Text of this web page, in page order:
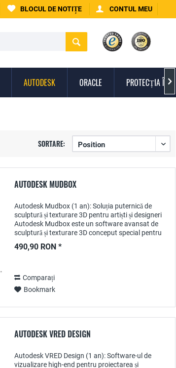
BLOCUL DE NOTIȚE CONTUL MEU
AUTODESK ORACLE PROTECȚIA 
SORTARE:
AUTODESK MUDBOX
Autodesk Mudbox (1 an): Soluția puternică de
sculptură și texturare 3D pentru artiști și designeri
Autodesk Mudbox este un software avansat de
sculptură și texturare 3D conceput special pentru
490,90 RON *
Comparați
Bookmark
AUTODESK VRED DESIGN
Autodesk VRED Design (1 an): Software-ul de
vizualizare high-end pentru proiectarea și